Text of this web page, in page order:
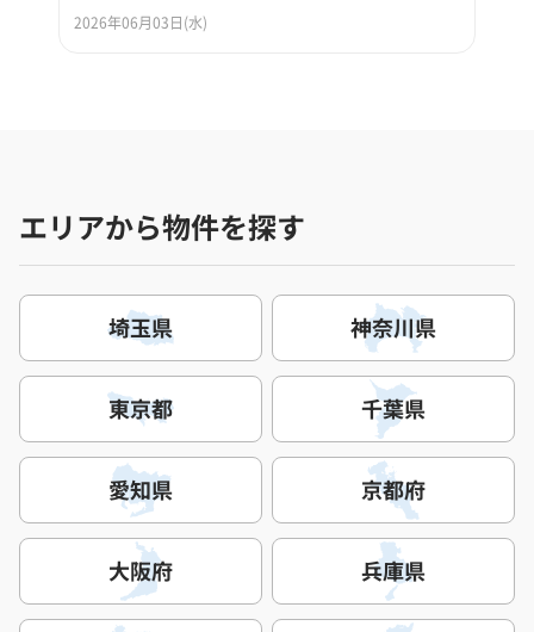
2026年06月03日(水)
エリアから物件を探す
埼玉県 神奈川県
東京都 千葉県
愛知県 京都府
大阪府 兵庫県